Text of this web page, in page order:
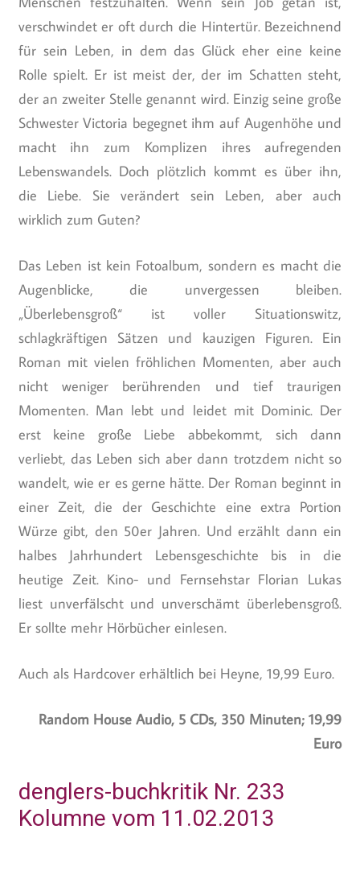
verschwindet er oft durch die Hintertür. Bezeichnend
für sein Leben, in dem das Glück eher eine keine
Rolle spielt. Er ist meist der, der im Schatten steht,
der an zweiter Stelle genannt wird. Einzig seine große
Schwester Victoria begegnet ihm auf Augenhöhe und
macht ihn zum Komplizen ihres aufregenden
Lebenswandels. Doch plötzlich kommt es über ihn,
die Liebe. Sie verändert sein Leben, aber auch
wirklich zum Guten?
Das Leben ist kein Fotoalbum, sondern es macht die
Augenblicke, die unvergessen bleiben.
„Überlebensgroß“ ist voller Situationswitz,
schlagkräftigen Sätzen und kauzigen Figuren. Ein
Roman mit vielen fröhlichen Momenten, aber auch
nicht weniger berührenden und tief traurigen
Momenten. Man lebt und leidet mit Dominic. Der
erst keine große Liebe abbekommt, sich dann
verliebt, das Leben sich aber dann trotzdem nicht so
wandelt, wie er es gerne hätte. Der Roman beginnt in
einer Zeit, die der Geschichte eine extra Portion
Würze gibt, den 50er Jahren. Und erzählt dann ein
halbes Jahrhundert Lebensgeschichte bis in die
heutige Zeit. Kino- und Fernsehstar Florian Lukas
liest unverfälscht und unverschämt überlebensgroß.
Er sollte mehr Hörbücher einlesen.
Auch als Hardcover erhältlich bei Heyne, 19,99 Euro.
Random House Audio, 5 CDs, 350 Minuten; 19,99
Euro
denglers-buchkritik Nr. 233
Kolumne vom 11.02.2013